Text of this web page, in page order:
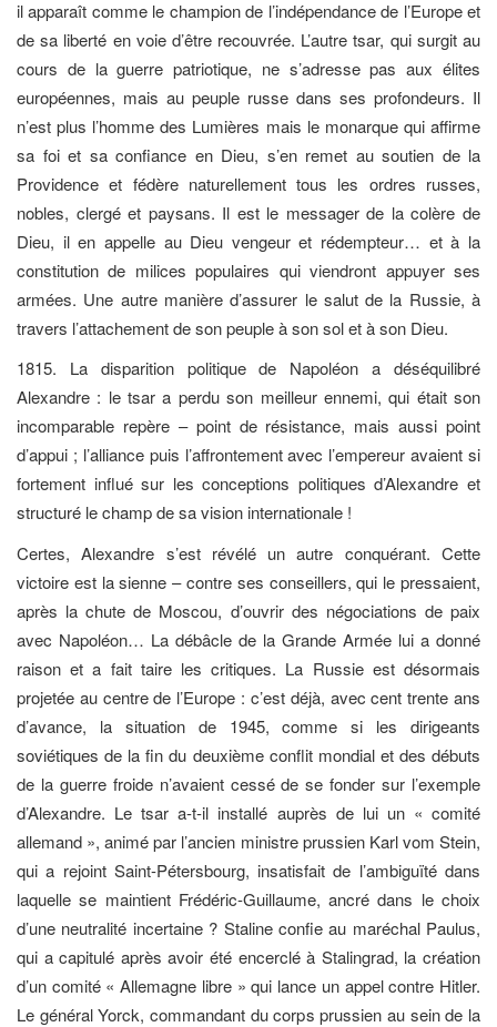
il apparaît comme le champion de l’indépendance de l’Europe et
de sa liberté en voie d’être recouvrée. L’autre tsar, qui surgit au
cours de la guerre patriotique, ne s’adresse pas aux élites
européennes, mais au peuple russe dans ses profondeurs. Il
n’est plus l’homme des Lumières mais le monarque qui affirme
sa foi et sa confiance en Dieu, s’en remet au soutien de la
Providence et fédère naturellement tous les ordres russes,
nobles, clergé et paysans. Il est le messager de la colère de
Dieu, il en appelle au Dieu vengeur et rédempteur… et à la
constitution de milices populaires qui viendront appuyer ses
armées. Une autre manière d’assurer le salut de la Russie, à
travers l’attachement de son peuple à son sol et à son Dieu.
1815. La disparition politique de Napoléon a déséquilibré
Alexandre : le tsar a perdu son meilleur ennemi, qui était son
incomparable repère – point de résistance, mais aussi point
d’appui ; l’alliance puis l’affrontement avec l’empereur avaient si
fortement influé sur les conceptions politiques d’Alexandre et
structuré le champ de sa vision internationale !
Certes, Alexandre s’est révélé un autre conquérant. Cette
victoire est la sienne – contre ses conseillers, qui le pressaient,
après la chute de Moscou, d’ouvrir des négociations de paix
avec Napoléon… La débâcle de la Grande Armée lui a donné
raison et a fait taire les critiques. La Russie est désormais
projetée au centre de l’Europe : c’est déjà, avec cent trente ans
d’avance, la situation de 1945, comme si les dirigeants
soviétiques de la fin du deuxième conflit mondial et des débuts
de la guerre froide n’avaient cessé de se fonder sur l’exemple
d’Alexandre. Le tsar a-t-il installé auprès de lui un « comité
allemand », animé par l’ancien ministre prussien Karl vom Stein,
qui a rejoint Saint-Pétersbourg, insatisfait de l’ambiguïté dans
laquelle se maintient Frédéric-Guillaume, ancré dans le choix
d’une neutralité incertaine ? Staline confie au maréchal Paulus,
qui a capitulé après avoir été encerclé à Stalingrad, la création
d’un comité « Allemagne libre » qui lance un appel contre Hitler.
Le général Yorck, commandant du corps prussien au sein de la